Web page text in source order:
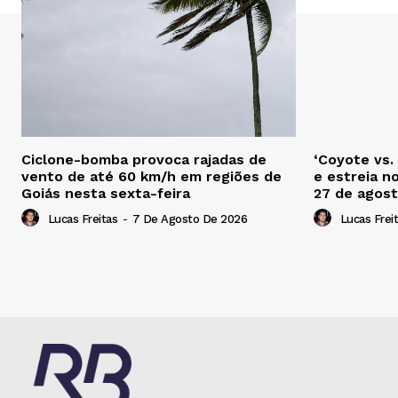
Ciclone-bomba provoca rajadas de
vento de até 60 km/h em regiões de
Goiás nesta sexta-feira
Lucas Freitas - 7 De Agosto De 2026
‘Coyote
e estreia
27 de
Lucas